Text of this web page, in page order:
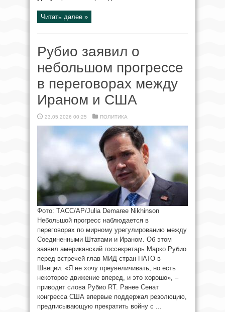
Читать далее »
Рубио заявил о
небольшом прогрессе
в переговорах между
Ираном и США
23.05.2026 00:25 ПОЛИТИКА
Фото: ТАСС/AP/Julia Demaree Nikhinson
Небольшой прогресс наблюдается в
переговорах по мирному урегулированию между
Соединенными Штатами и Ираном. Об этом
заявил американский госсекретарь Марко Рубио
перед встречей глав МИД стран НАТО в
Швеции. «Я не хочу преувеличивать, но есть
некоторое движение вперед, и это хорошо», –
приводит слова Рубио RT. Ранее Сенат
конгресса США впервые поддержал резолюцию,
предписывающую прекратить войну с ...